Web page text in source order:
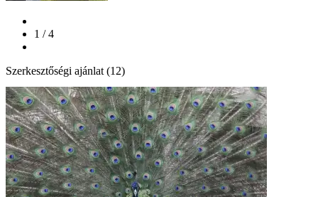
1 / 4
Szerkesztőségi ajánlat (12)